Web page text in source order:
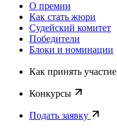
О премии
Как стать жюри
Судейский комитет
Победители
Блоки и номинации
Как принять участие
Конкурсы
Подать заявку